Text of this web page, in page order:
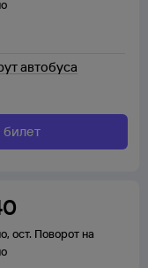
автобуса
билет
, ост. Поворот на